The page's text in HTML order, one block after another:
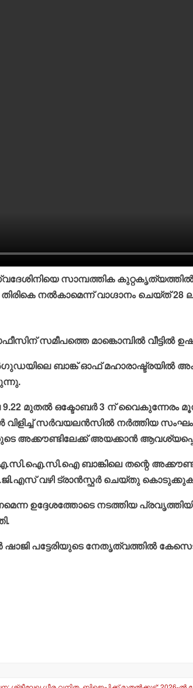
സ്വദേശിനിയെ സാമ്പത്തിക
നല്‍കാമെന്ന് വാഗ്ദാനം ചെയ്ത് 28
സമീപത്തെ മാങ്കൊമ്പില്‍ വീട്ടില്‍
ബാങ്ക് ഓഫ് മഹാരാഷ്ട്രയില്‍
9.22 മുതല്‍ ഒക്ടോബര്‍ 3 ന് വൈകുന്നേരം
സര്‍വയലന്‍സില്‍ നര്‍ത്തിയ സംഘം
അക്കൗണ്ടിലേക്ക് അയക്കാന്‍
ബാങ്കിലെ തന്റെ
വഴി ട്രാന്‍സ്ഫര്‍ ചെയ്തു
ഉദ്ദേശത്തോടെ നടത്തിയ
ഷാജി പട്ടേരിയുടെ നേതൃത്വത്തില്‍